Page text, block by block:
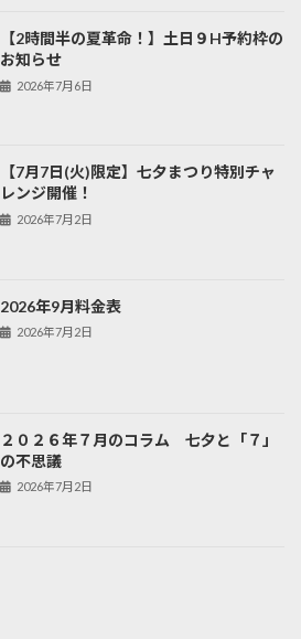
【2時間半の夏革命！】土日９H予約枠の
お知らせ
2026年7月6日
【7月7日(火)限定】七夕まつり特別チャ
レンジ開催！
2026年7月2日
2026年9月料金表
2026年7月2日
２０２６年７月のコラム 七夕と「７」
の不思議
2026年7月2日